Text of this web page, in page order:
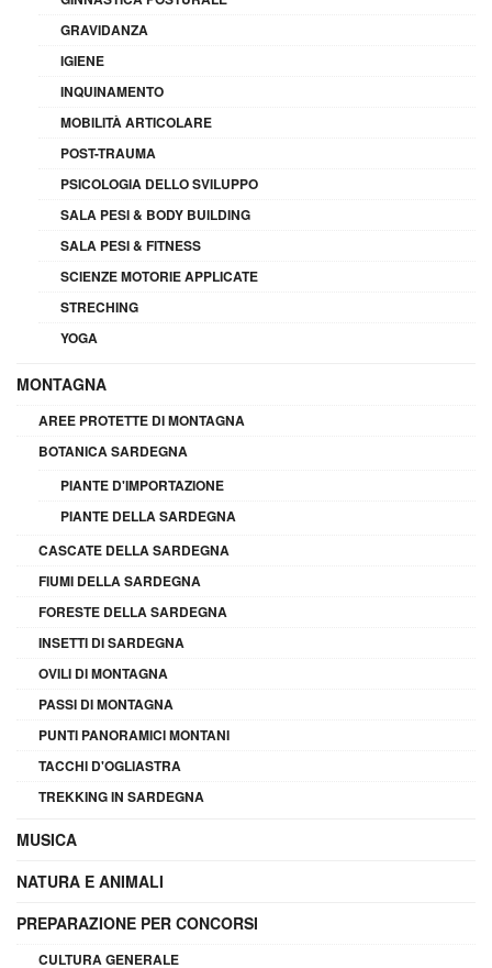
GRAVIDANZA
IGIENE
INQUINAMENTO
MOBILITÀ ARTICOLARE
POST-TRAUMA
PSICOLOGIA DELLO SVILUPPO
SALA PESI & BODY BUILDING
SALA PESI & FITNESS
SCIENZE MOTORIE APPLICATE
STRECHING
YOGA
MONTAGNA
AREE PROTETTE DI MONTAGNA
BOTANICA SARDEGNA
PIANTE D'IMPORTAZIONE
PIANTE DELLA SARDEGNA
CASCATE DELLA SARDEGNA
FIUMI DELLA SARDEGNA
FORESTE DELLA SARDEGNA
INSETTI DI SARDEGNA
OVILI DI MONTAGNA
PASSI DI MONTAGNA
PUNTI PANORAMICI MONTANI
TACCHI D'OGLIASTRA
TREKKING IN SARDEGNA
MUSICA
NATURA E ANIMALI
PREPARAZIONE PER CONCORSI
CULTURA GENERALE